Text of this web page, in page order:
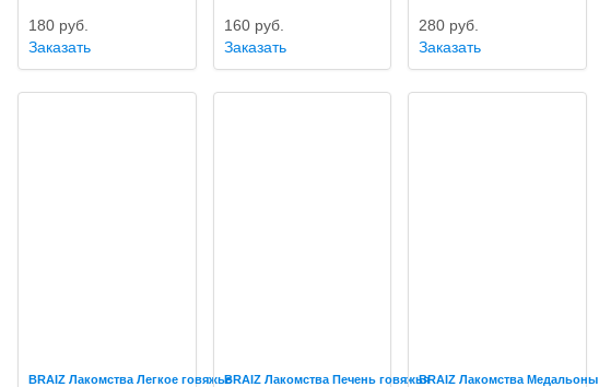
180 руб.
Заказать
160 руб.
Заказать
280 руб.
Заказать
BRAIZ Лакомства Легкое говяжьеBRAIZ Лакомства Печень говяжьяBRAIZ Лакомства Медальоны